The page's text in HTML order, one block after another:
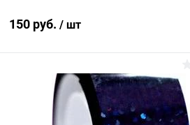
150 руб. / шт
В корзину
Купить в 1 клик Сравнение